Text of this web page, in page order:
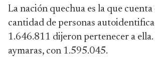
La nación quechua es la que
cantidad de personas
1.646.811 dijeron pertenecer a ella.
aymaras, con 1.595.045.